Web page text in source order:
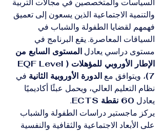
السياسات والمتخصصين في مجالات التربية
والتنمية الاجتماعية الذين يسعون إلى تعميق
فهمهم لقضايا الطفولة والشباب في
السياقات المعاصرة. يقع البرنامج في
مستوى دراسي يعادل المستوى السابع من
الإطار الأوروبي للمؤهلات (EQF Level
7) ، ويتوافق مع الدورة الأوروبية الثانية في
نظام التعليم العالي، ويحمل عبئًا أكاديميًا
يعادل 60 نقطة ECTS
.
يركز ماجستير دراسات الطفولة والشباب
على الأبعاد الاجتماعية والثقافية والنفسية